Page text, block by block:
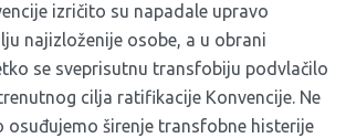
izričito su napadale upravo
najizloženije osobe, a u obrani
se sveprisutnu transfobiju podvlačilo
cilja ratifikacije Konvencije. Ne
osuđujemo širenje transfobne histerije